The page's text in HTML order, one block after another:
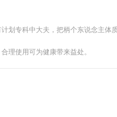
划专科中大夫，把柄个东说念主体
理使用可为健康带来益处。